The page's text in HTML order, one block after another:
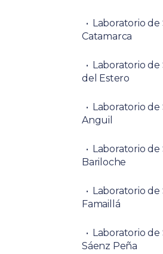
Laboratorio de
Catamarca
Laboratorio de
del Estero
Laboratorio de
Anguil
Laboratorio de
Bariloche
Laboratorio de
Famaillá
Laboratorio de
Sáenz Peña